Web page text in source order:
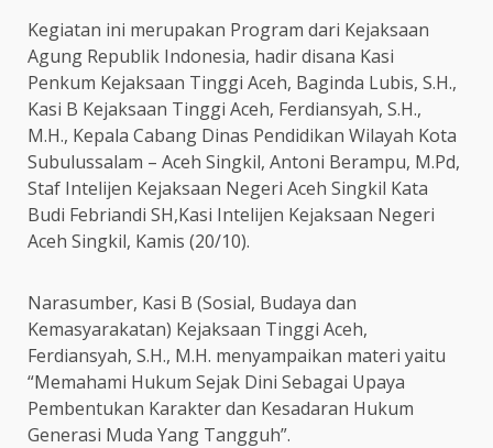
Kegiatan ini merupakan Program dari Kejaksaan
Agung Republik Indonesia, hadir disana Kasi
Penkum Kejaksaan Tinggi Aceh, Baginda Lubis, S.H.,
Kasi B Kejaksaan Tinggi Aceh, Ferdiansyah, S.H.,
M.H., Kepala Cabang Dinas Pendidikan Wilayah Kota
Subulussalam – Aceh Singkil, Antoni Berampu, M.Pd,
Staf Intelijen Kejaksaan Negeri Aceh Singkil Kata
Budi Febriandi SH,Kasi Intelijen Kejaksaan Negeri
Aceh Singkil, Kamis (20/10).
Narasumber, Kasi B (Sosial, Budaya dan
Kemasyarakatan) Kejaksaan Tinggi Aceh,
Ferdiansyah, S.H., M.H. menyampaikan materi yaitu
“Memahami Hukum Sejak Dini Sebagai Upaya
Pembentukan Karakter dan Kesadaran Hukum
Generasi Muda Yang Tangguh”.